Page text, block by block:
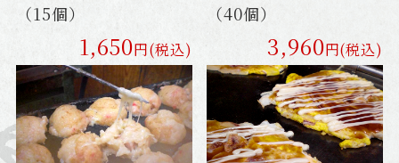
（15個）
1,650円(税込)
（40個）
3,960円(税込)